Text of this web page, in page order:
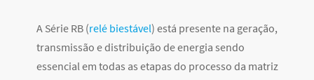
A Série RB (relé biestável) está presente na geração,
transmissão e distribuição de energia sendo
essencial em todas as etapas do processo da matriz